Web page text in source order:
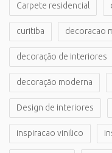
Carpete residencial
curitiba decoracao
decoração de interiores
decoração moderna
Design de interiores
inspiracao vinilico